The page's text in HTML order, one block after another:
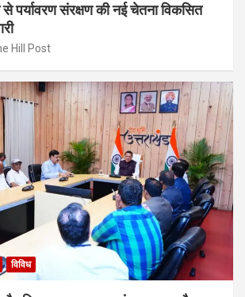
पर्यावरण संरक्षण की नई चेतना विकसित
Hill Post
विविध